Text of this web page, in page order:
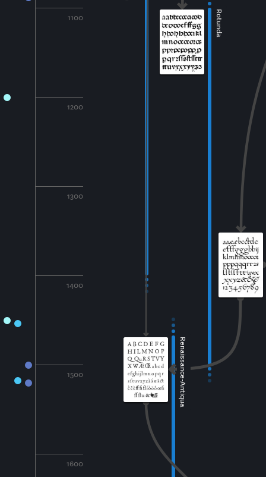
1100
1200
1300
1400
1500
1600
Rotunda
Renaissance-Antiqua